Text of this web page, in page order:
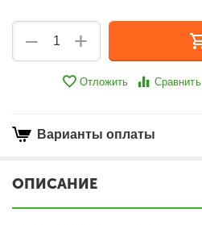
+
−
Отложить Сравнить
Варианты оплаты
ОПИСАНИЕ